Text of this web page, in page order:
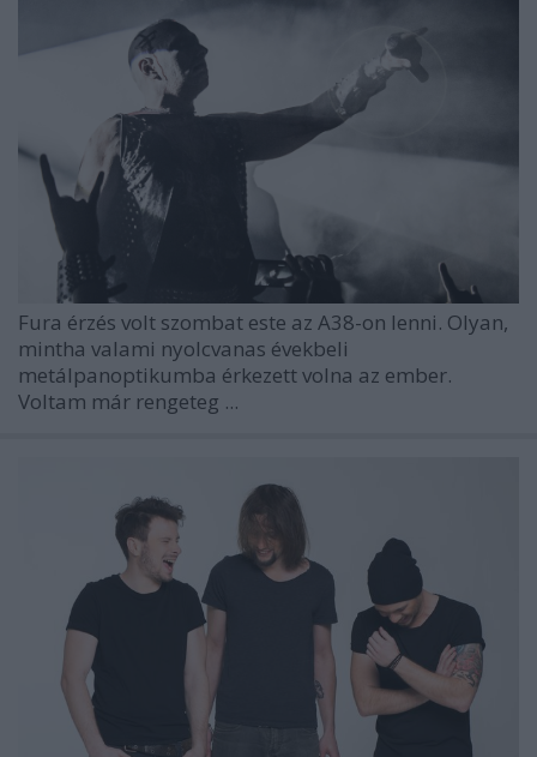
Fura érzés volt szombat este az A38-on lenni. Olyan,
mintha valami nyolcvanas évekbeli
metálpanoptikumba érkezett volna az ember.
Voltam már rengeteg ...